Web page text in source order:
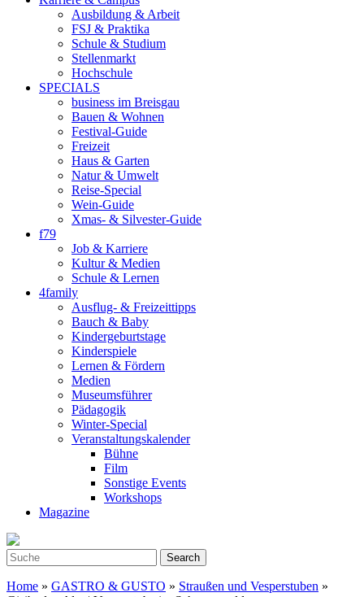
Ausbildung & Arbeit
FSJ & Praktika
Schule & Studium
Stellenmarkt
Hochschule
SPECIALS
business im Breisgau
Bauen & Wohnen
Festival-Guide
Freizeit
Haus & Garten
Natur & Umwelt
Reise-Special
Wein-Guide
Xmas- & Silvester-Guide
f79
Job & Karriere
Kultur & Medien
Schule & Lernen
4family
Ausflug- & Freizeittipps
Bauch & Baby
Kindergeburtstage
Kinderspiele
Lernen & Fördern
Medien
Museumsführer
Pädagogik
Winter-Special
Veranstaltungskalender
Bühne
Film
Sonstige Events
Workshops
Magazine
Home » GASTRO & GUSTO » Straußen und Vesperstuben »